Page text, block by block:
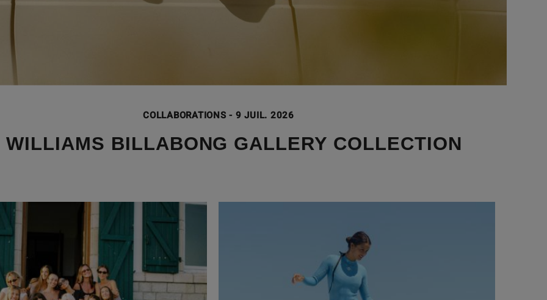
COLLABORATIONS- 9 JUIL. 2026
WILLIAMS BILLABONG GALLERY COLLECTION